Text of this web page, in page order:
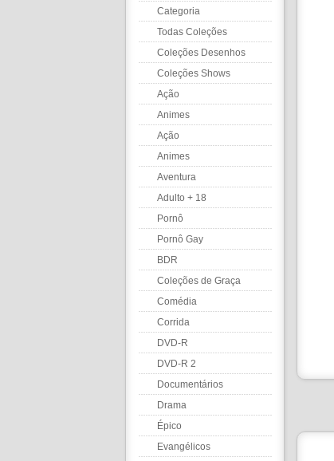
Categoria
Todas Coleções
Coleções Desenhos
Coleções Shows
Ação
Animes
Ação
Animes
Aventura
Adulto + 18
Pornô
Pornô Gay
BDR
Coleções de Graça
Comédia
Corrida
DVD-R
DVD-R 2
Documentários
Drama
Épico
Evangélicos